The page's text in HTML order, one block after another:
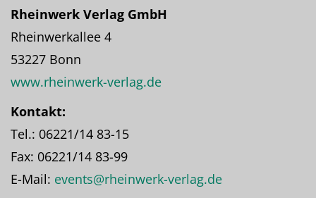
Rheinwerk Verlag GmbH
Rheinwerkallee 4
53227 Bonn
www.rheinwerk-verlag.de
Kontakt:
Tel.: 06221/14 83-15
Fax: 06221/14 83-99
E-Mail: events@rheinwerk-verlag.de